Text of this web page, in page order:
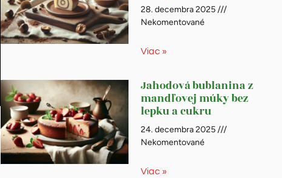
28. decembra 2025
Nekomentované
Viac »
Jahodová bublanina z
mandľovej múky bez
lepku a cukru
24. decembra 2025
Nekomentované
Viac »